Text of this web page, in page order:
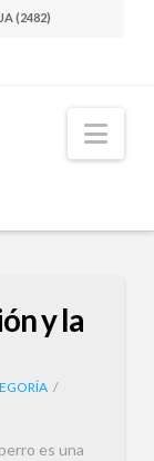
(2482)
y la
es una